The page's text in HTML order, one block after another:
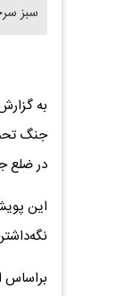
سبز
به
در ضلع
این
براساس